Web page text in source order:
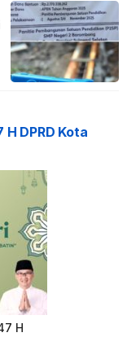
DPRD Kota
H